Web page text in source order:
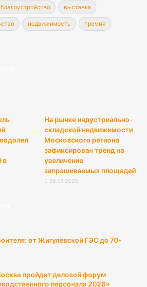
благоустройство выставка
недвижимость премия
в
На рынке индустриально-
складской недвижимости
Московского региона
зафиксирован тренд на
увеличение
запрашиваемых площадей
26.01.2025
от Жигулёвской ГЭС до 70-
пройдет деловой форум
персонала 2026»